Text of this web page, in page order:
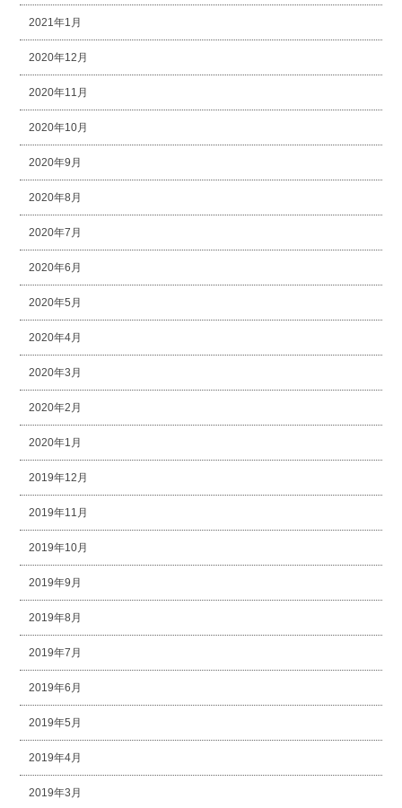
2021年1月
2020年12月
2020年11月
2020年10月
2020年9月
2020年8月
2020年7月
2020年6月
2020年5月
2020年4月
2020年3月
2020年2月
2020年1月
2019年12月
2019年11月
2019年10月
2019年9月
2019年8月
2019年7月
2019年6月
2019年5月
2019年4月
2019年3月